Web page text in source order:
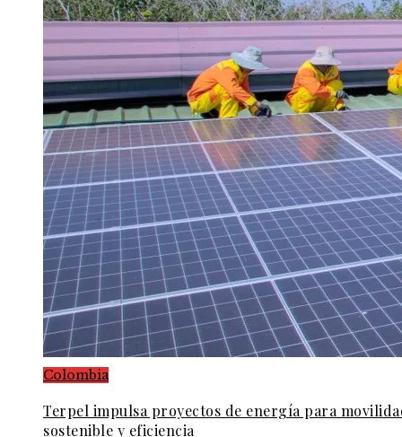
Colombia
Terpel impulsa proyectos de energía para
sostenible y eficiencia